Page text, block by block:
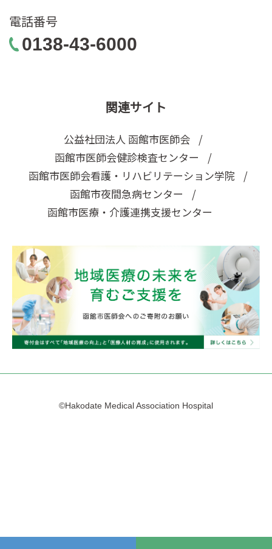
電話番号
0138-43-6000
関連サイト
公益社団法人 函館市医師会
函館市医師会健診検査センター
函館市医師会看護・リハビリテーション学院
函館市夜間急病センター
函館市医療・介護連携支援センター
©Hakodate Medical Association Hospital